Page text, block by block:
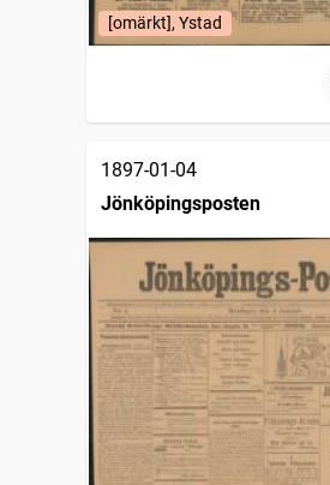
[omärkt], Ystad
1897-01-04
Jönköpingsposten